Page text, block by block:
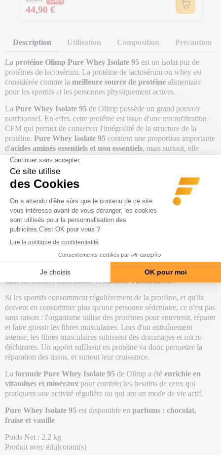
Prix
44,90 €
Description Utilisation Composition Précaution
La protéine Olimp Pure Whey Isolate 95 est un isolat pur de
protéines de lactosérum. La protéine de lactosérum ou whey est
considérée comme la meilleure source de protéine alimentaire
pour les sportifs et les personnes physiquement actives.
La Pure Whey Isolate 95 de Olimp possède un grand pouvoir
nutritionnel. En effet, cette protéine est issue d'une microfiltration
CFM qui permet de conserver l'intégralité de la structure de la
protéine. Pure Whey Isolate 95 contient une proportion importante
d'acides aminés essentiels et non essentiels, mais surtout, elle
possède destaux élevés d'acides aminés ramifiés BCAA
(Leucine, Isoleucine, Valine) et Glutamine.
L'avantage de la protéine isolate est qu'elle est en grande partie
protéine
Pure Whey Isolate 95est particulièrement digeste. En retirant le
lactose, la protéine conserve toutes ses propriétés protéiques, mais
elle est allégée en sucre et en acides gras saturés pour une
assimilation maximale
Consommer de la protéine isolate est très intéressant lorsque l'on
, et notamment dumuscle sec.
Absorber de la protéine va permettre le transport des acides aminés
dans les cellules musculaires etstimuler l'anabolisme.
Si les sportifs consomment régulièrement de la protéine, et qu'ils
doivent en consommer plus qu'une personne sédentaire, ce n'est pas
sans raison : l'organisme utilise des protéines pour entretenir, réparer
et faire grossir les fibres musculaires. Lors d'un entraînement
intense, les fibres musculaires subissent des dommages et micro-
déchirures. Un apport suffisant en protéine va donc permettre la
réparation des tissus, et surtout leur croissance.
La formule Pure Whey Isolate 95 de Olimp a été enrichie en
vitamines et minéraux pour combler les besoins de ceux qui
pratiquent une activité régulière ou qui ont un mode de vie actif.
Pure Whey Isolate 95 est disponible en parfums : chocolat,
fraise et vanille
Poids Net : 2,2 kg
Produit avec édulcorant(s)